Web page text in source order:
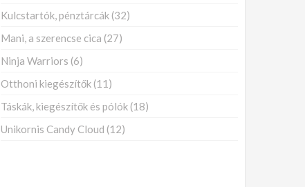
Kulcstartók, pénztárcák (32)
Mani, a szerencse cica (27)
Ninja Warriors (6)
Otthoni kiegészítők (11)
Táskák, kiegészítők és pólók (18)
Unikornis Candy Cloud (12)